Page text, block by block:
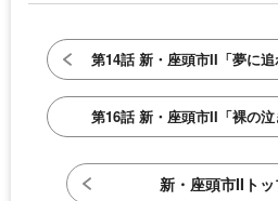
第14話 新・座頭市II「夢に追
第16話 新・座頭市II「裸の泣
新・座頭市IIト